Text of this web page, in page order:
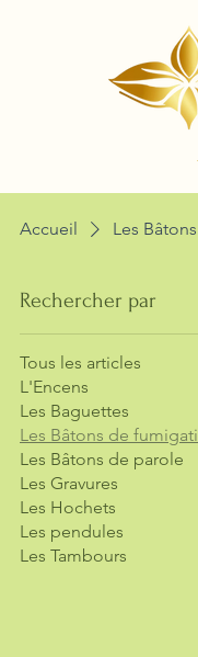
Accueil Les
Rechercher par
Tous les articles
L'Encens
Les Baguettes
Les Bâtons de
Les Bâtons de parole
Les Gravures
Les Hochets
Les pendules
Les Tambours